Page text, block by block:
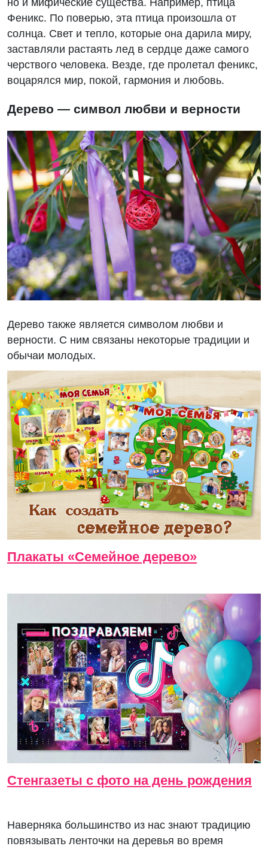
Феникс. По поверью, эта птица произошла от
солнца. Свет и тепло, которые она дарила миру,
заставляли растаять лед в сердце даже самого
черствого человека. Везде, где пролетал феникс,
воцарялся мир, покой, гармония и любовь.
Дерево — символ любви и верности
Дерево также является символом любви и
верности. С ним связаны некоторые традиции и
обычаи молодых.
Плакаты «Семейное дерево»
Стенгазеты с фото на день рождения
Наверняка большинство из нас знают традицию
повязывать ленточки на деревья во время